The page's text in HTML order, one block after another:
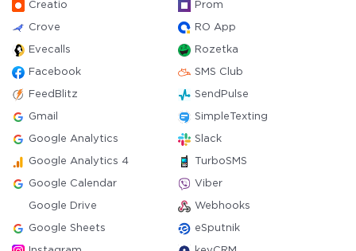
Creatio Prom
Crove RO App
Evecalls Rozetka
Facebook SMS Club
FeedBlitz SendPulse
Gmail SimpleTexting
Google Analytics Slack
Google Analytics 4 TurboSMS
Google Calendar Viber
Google Drive Webhooks
Google Sheets eSputnik